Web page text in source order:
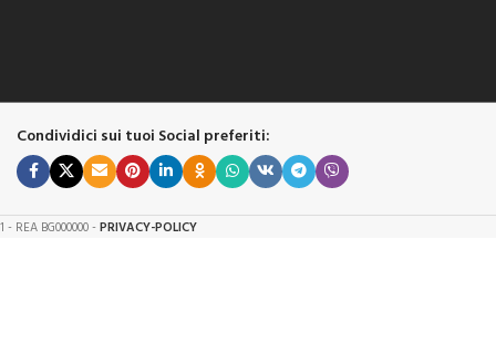
Condividici sui tuoi Social preferiti:
REA BG000000 -PRIVACY-POLICY